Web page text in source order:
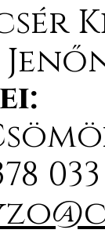
033